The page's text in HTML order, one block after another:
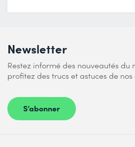
Newsletter
Restez informé des nouveautés du
profitez des trucs et astuces de nos
S’abonner